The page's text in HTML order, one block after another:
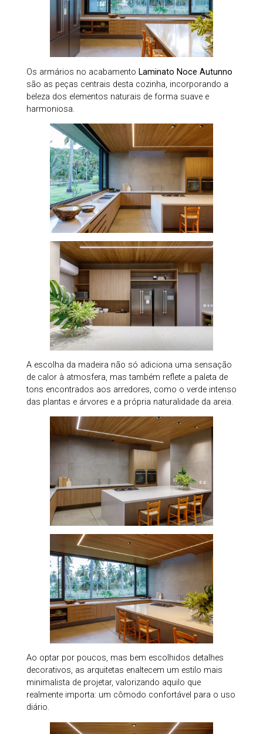
Os armários no acabamento Laminato Noce Autunno
são as peças centrais desta cozinha, incorporando a
beleza dos elementos naturais de forma suave e
harmoniosa.
A escolha da madeira não só adiciona uma sensação
de calor à atmosfera, mas também reflete a paleta de
tons encontrados aos arredores, como o verde intenso
das plantas e árvores e a própria naturalidade da areia.
Ao optar por poucos, mas bem escolhidos detalhes
decorativos, as arquitetas enaltecem um estilo mais
minimalista de projetar, valorizando aquilo que
realmente importa: um cômodo confortável para o uso
diário.